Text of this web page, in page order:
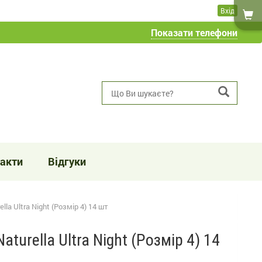
Вхід
Показати телефони
Відгуки
Ultra Night (Розмір 4) 14 шт
Naturella Ultra Night (Розмір 4) 14